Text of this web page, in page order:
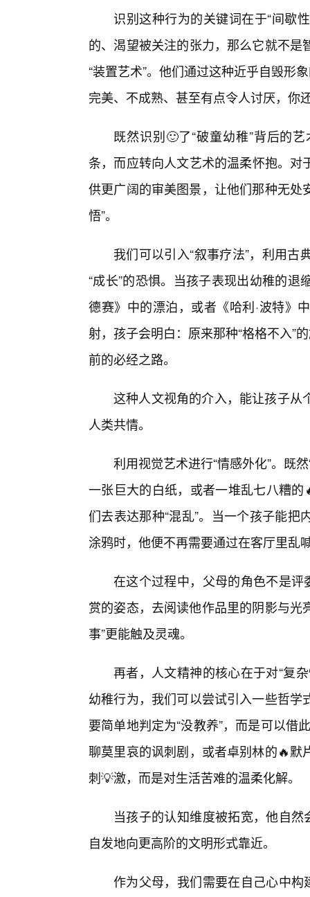
识别这种行为的关键词在于“间歇
的、渴望被关注的张力，那么它就不
“装置艺术”。他们通过这种近乎自毁形
完美、不成熟、甚至有点令人讨厌，你
既然识别🙂了“破童幼稚”背后的
条，而应转向人文艺术的温柔怀抱。
供更广阔的审美图景，让他们那种无处
悟”。
我们可以引入“叙事疗法”，利用
“成长”的恐惧。当孩子表现出幼稚的
德赛》中的漂泊，或者《哈利·波特》
射，孩子会明白：原来那种“格格不入”
前的必经之路。
这种人文视角的介入，能让孩子从
人类共情。
利用视觉艺术进行“情感外化”。既
一张巨大的白纸，或者一堆乱七八糟
们去表达那种“混乱”。当一个孩子能
涂鸦时，他便不再需要通过在客厅里乱
在这个过程中，父母的角色不是评
赏的姿态，去阅读他作品里的阴影与光
事”更能触及灵魂。
再者，人文精神的核心在于对“复
幼稚行为，我们可以尝试引入一些哲
要简单地判定为“没教养”，而是可以借
聊莫里哀的讽刺剧，或者卓别林的🔥
刺💡激，而是对生活苦难的温柔化解。
当孩子的认知维度被拓宽，他自
自发地向更高阶的文明形式靠近。
作为父母，我们需要在自己心中构